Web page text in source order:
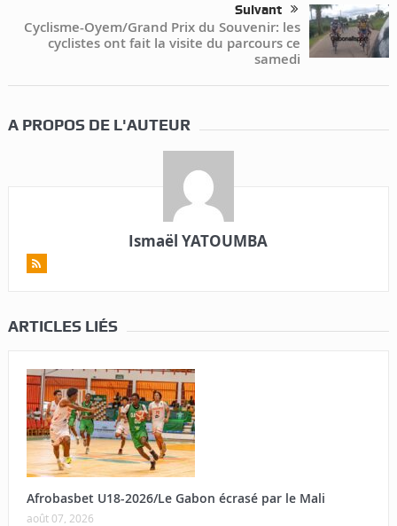
Suivant
Cyclisme-Oyem/Grand Prix du Souvenir: les
cyclistes ont fait la visite du parcours ce
samedi
A PROPOS DE L'AUTEUR
Ismaël YATOUMBA
ARTICLES LIÉS
Afrobasbet U18-2026/Le Gabon écrasé par le Mali
août 07, 2026